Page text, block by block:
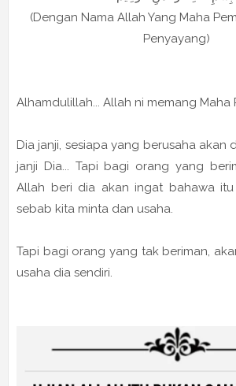
(Dengan Nama Allah Yang Maha
Penyayang)
Alhamdulillah... Allah ni memang Maha
Dia janji, sesiapa yang berusaha akan
janji Dia... Tapi bagi orang yang
Allah beri dia akan ingat bahawa
sebab kita minta dan usaha.
Tapi bagi orang yang tak beriman,
usaha dia sendiri.